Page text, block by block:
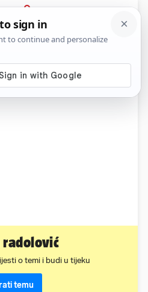
PRIJAVA
radolović
o temi i budi u tijeku
temu